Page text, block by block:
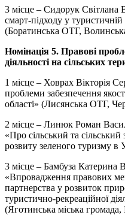
3 місце – Сидорук Світлана
смарт-підходу у
(Боратинська ОТГ,
Номінація 5. Правові
діяльності на сільських
1 місце – Ховрах Вікторія
проблеми забезпечення
області» (Лисянська ОТГ,
2 місце – Линюк Роман
«Про сільський та
розвиту зеленого туризму в
3 місце – Бамбуза Катерина
«Впровадження правових
партнерства у розвиток
туристично-рекреаційної
(Яготинська міська громада,